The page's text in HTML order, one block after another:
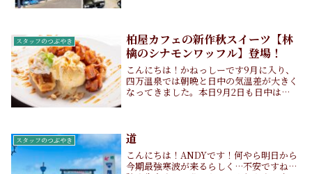
スタッフのつぶやき
柏屋カフェの新作秋スイーツ【林
檎のシナモンワッフル】登場！
こんにちは！かねっしーです9月に入り、
四万温泉では朝晩と日中の気温差が大きく
なってきました。本日9月2日も日中は
な9月と...
スタッフのつぶやき 道
こんにちは！ANDYです！何やら明日から
今期最強寒波が来るらしく…不安ですね…